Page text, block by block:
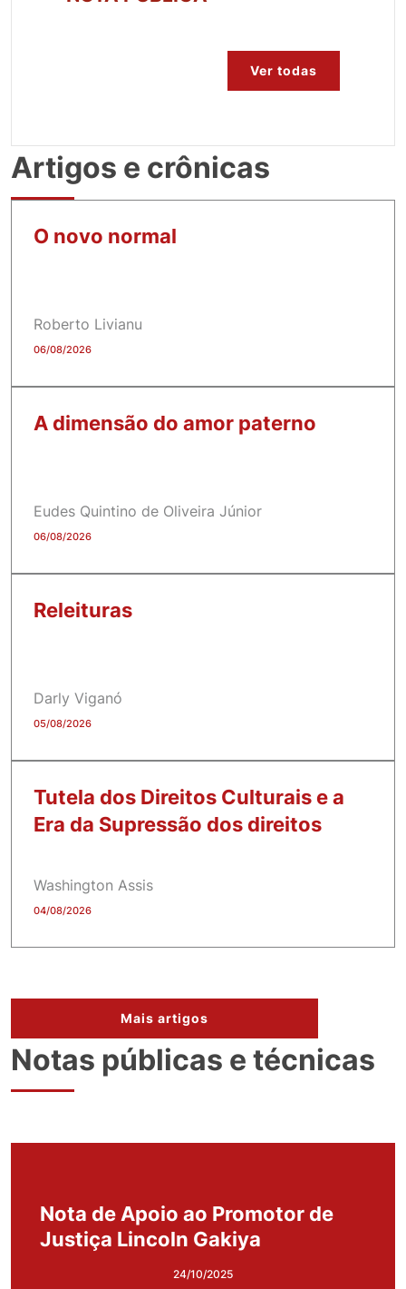
Ver todas
Artigos e crônicas
O novo normal
Roberto Livianu
06/08/2026
A dimensão do amor paterno
Eudes Quintino de Oliveira Júnior
06/08/2026
Releituras
Darly Viganó
05/08/2026
Tutela dos Direitos Culturais e a
Era da Supressão dos direitos
Washington Assis
04/08/2026
Mais artigos
Notas públicas e técnicas
Nota de Apoio ao Promotor de
Justiça Lincoln Gakiya
24/10/2025